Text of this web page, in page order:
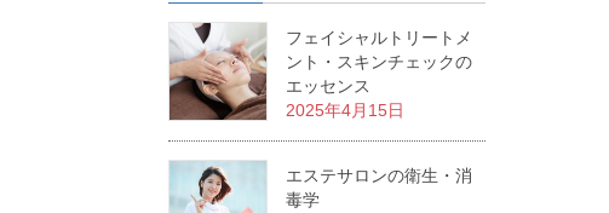
フェイシャルトリートメ
ント・スキンチェックの
エッセンス
2025年4月15日
エステサロンの衛生・消
毒学